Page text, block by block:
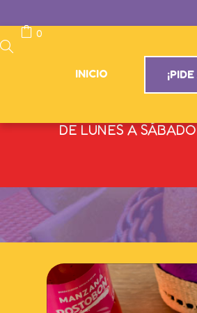
INICIO
0
EN ESTOS MOMENTOS
DE LUNES A